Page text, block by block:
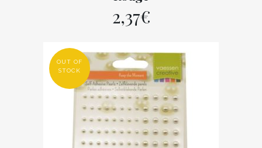
2,37€
OUT OF
STOCK